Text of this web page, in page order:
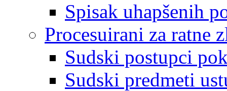
Spisak uhapšenih
Procesuirani za ratne
Sudski postupci
Sudski predmeti